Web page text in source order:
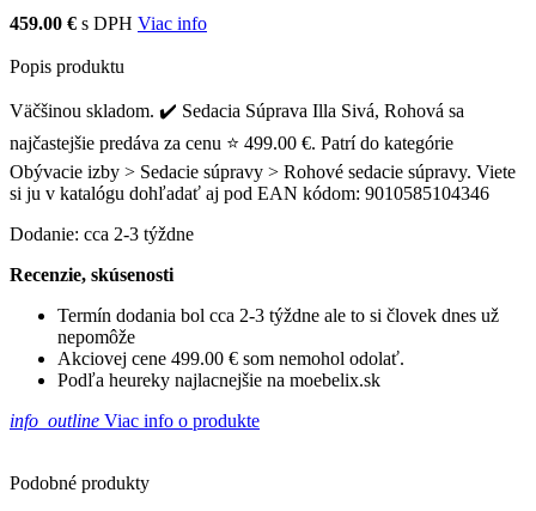
459.00 € s DPH Viac info
Popis produktu
Väčšinou skladom. ✔️ Sedacia Súprava Illa Sivá, Rohová sa
najčastejšie predáva za cenu ⭐ 499.00 €. Patrí do kategórie
Obývacie izby > Sedacie súpravy > Rohové sedacie súpravy. Viete
si ju v katalógu dohľadať aj pod EAN kódom: 9010585104346
Dodanie: cca 2-3 týždne
Recenzie, skúsenosti
Termín dodania bol cca 2-3 týždne ale to si človek dnes už
nepomôže
Akciovej cene 499.00 € som nemohol odolať.
Podľa heureky najlacnejšie na moebelix.sk
info_outline Viac info o produkte
Podobné produkty